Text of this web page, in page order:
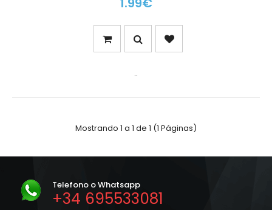
..
Mostrando 1 a 1 de 1 (1 Páginas)
Telefono o Whatsapp
+34 695533081